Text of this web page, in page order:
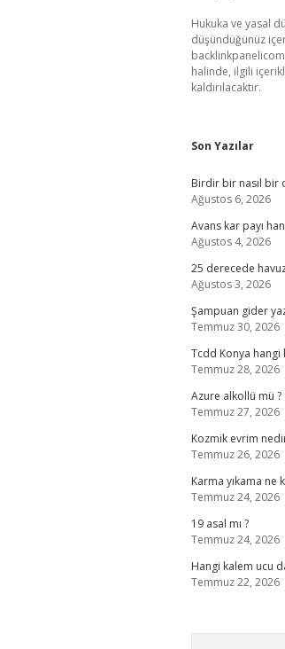
Hukuka ve yasal
düşündüğünüz
halinde, ilgili
kaldırılacaktır.
Son Yazılar
Birdir bir nasıl bir
Ağustos 6, 2026
Avans kar payı
Ağustos 4, 2026
25 derecede
Ağustos 3, 2026
Şampuan gider
Temmuz 30, 2026
Tcdd Konya
Temmuz 28, 2026
Azure alkollü mü ?
Temmuz 27, 2026
Kozmik evrim
Temmuz 26, 2026
Karma yıkama ne
Temmuz 24, 2026
19 asal mı ?
Temmuz 24, 2026
Hangi kalem ucu
Temmuz 22, 2026